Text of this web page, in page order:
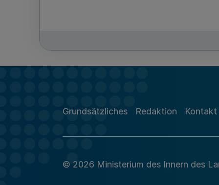
Grundsätzliches Redaktion Kontakt
© 2026 Ministerium des Innern des